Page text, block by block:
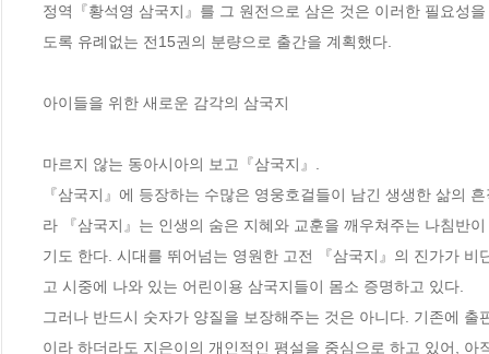
정역『황석영 삼국지』를 그 원전으로 삼은 것은 이러한 필요성
도록 유례없는 전15권의 분량으로 출간을 계획했다.
아이들을 위한 새로운 감각의 삼국지
마르지 않는 동아시아의 보고『삼국지』.
『삼국지』에 등장하는 수많은 영웅호걸들이 남긴 생생한 삶의
라 『삼국지』는 인생의 숨은 지혜와 교훈을 깨우쳐주는 나침반
기도 한다. 시대를 뛰어넘는 영원한 고전 『삼국지』의 진가가
고 시중에 나와 있는 어린이용 삼국지들이 몸소 증명하고 있다.
그러나 반드시 숫자가 양질을 보장해주는 것은 아니다. 기존에
이라 하더라도 지은이의 개인적인 평설을 중심으로 하고 있어,